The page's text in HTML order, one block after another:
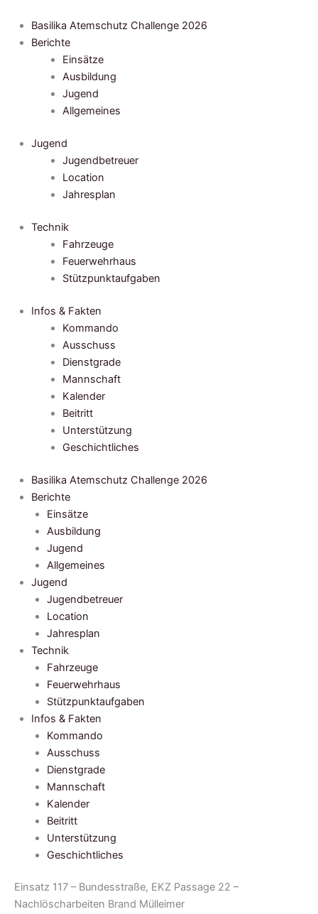
Inhalt
springen
Basilika Atemschutz Challenge 2026
Berichte
Einsätze
Ausbildung
Jugend
Allgemeines
Jugend
Jugendbetreuer
Location
Jahresplan
Technik
Fahrzeuge
Feuerwehrhaus
Stützpunktaufgaben
Infos & Fakten
Kommando
Ausschuss
Dienstgrade
Mannschaft
Kalender
Beitritt
Unterstützung
Geschichtliches
Basilika Atemschutz Challenge 2026
Berichte
Einsätze
Ausbildung
Jugend
Allgemeines
Jugend
Jugendbetreuer
Location
Jahresplan
Technik
Fahrzeuge
Feuerwehrhaus
Stützpunktaufgaben
Infos & Fakten
Kommando
Ausschuss
Dienstgrade
Mannschaft
Kalender
Beitritt
Unterstützung
Geschichtliches
Einsatz 117 – Bundesstraße, EKZ Passage 22 –
Nachlöscharbeiten Brand Mülleimer